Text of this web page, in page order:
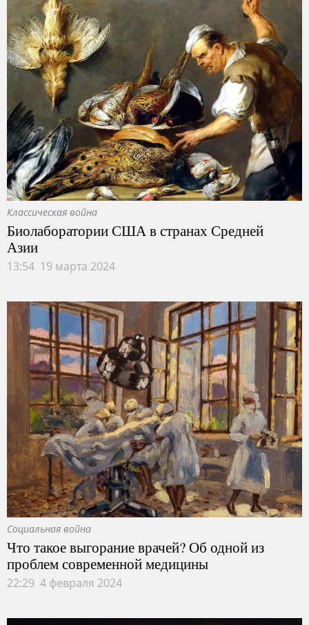
Классическая война
Биолаборатории США в странах Средней
Азии
13:54 19 марта 2024
Социальная война
Что такое выгорание врачей? Об одной из
проблем современной медицины
22:29 4 февраля 2024